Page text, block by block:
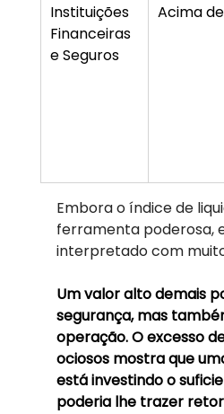
Instituições
Financeiras
e Seguros
Acima
Embora o índice de
ferramenta poderosa,
interpretado com
Um valor alto demais
segurança, mas
operação. O excesso
ociosos mostra que
está investindo o
poderia lhe trazer